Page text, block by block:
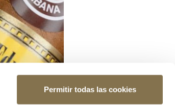
Permitir todas las cookies